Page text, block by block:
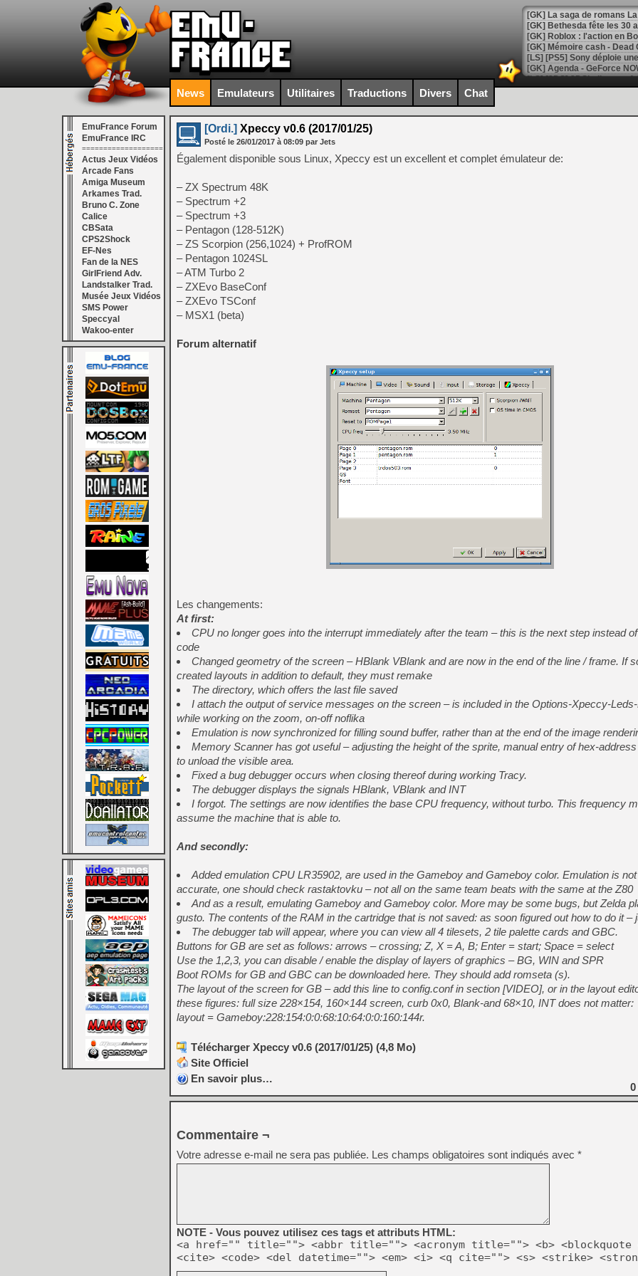
[GK] Bethesda fête les 30
[GK] Roblox : l'action en
[GK] Agenda - GeForce
[GK] Devolver Digital en a
[LS] [PS5] ps5-y2jb-
[GK] Pourquoi Marvel
[GK] Test : Restory : Chill
[GK] GTA 6 : Rockstar
[GK] Hot Wheels Infinite
[GK] Mémoire cash -
[GK] Résultats Nintendo :
[GK] Déjà des
[GK] Minecraft et ses «
[GK] Beast of
[GK] Ubisoft : fin de partie
[GK] Mémoire cash -
[GK] Dan Houser (GTA)
[GK] Comment EA Sports
[GK] Crimson Moon : un
[GK] Isle of Reveries : le
[GK] Moonlighter 2 : The
[GK] Capcom relance
[GK] Le beat'em up The
[GK] Endless Legend 2 :
[LS] [PS5] Le WebKit
[GK] Oubliez Crazy Taxi,
[LS] [Switch] NSZ 5.0.0
News Emulateurs Utilitaires Traductions Divers Chat
EmuFrance Forum
EmuFrance IRC
===================
Actus Jeux Vidéos
Arcade Fans
Amiga Museum
Arkames Trad.
Bruno C. Zone
Calice
CBSata
CPS2Shock
EF-Nes
Fan de la NES
GirlFriend Adv.
Landstalker Trad.
Musée Jeux Vidéos
SMS Power
Speccyal
Wakoo-enter
[Ordi.] Xpeccy v0.6 (2017/01/25)
Posté le 26/01/2017 à 08:09 par Jets
Également disponible sous Linux, Xpeccy est un excellent et complet émulateur de:
– ZX Spectrum 48K
– Spectrum +2
– Spectrum +3
– Pentagon (128-512K)
– ZS Scorpion (256,1024) + ProfROM
– Pentagon 1024SL
– ATM Turbo 2
– ZXEvo BaseConf
– ZXEvo TSConf
– MSX1 (beta)
Forum alternatif
Les changements:
At first:
CPU no longer goes into the interrupt immediately after the team – this is the next step instead
code
Changed geometry of the screen – HBlank VBlank and are now in the end of the line / frame. If
created layouts in addition to default, they must remake
The directory, which offers the last file saved
I attach the output of service messages on the screen – is included in the Options-Xpeccy-
while working on the zoom, on-off noflika
Emulation is now synchronized for filling sound buffer, rather than at the end of the image
Memory Scanner has got useful – adjusting the height of the sprite, manual entry of hex-
to unload the visible area.
Fixed a bug debugger occurs when closing thereof during working Tracy.
The debugger displays the signals HBlank, VBlank and INT
I forgot. The settings are now identifies the base CPU frequency, without turbo. This frequency
assume the machine that is able to.
And secondly:
Added emulation CPU LR35902, are used in the Gameboy and Gameboy color. Emulation is
accurate, one should check rastaktovku – not all on the same team beats with the same at the Z80
And as a result, emulating Gameboy and Gameboy color. More may be some bugs, but Zelda
gusto. The contents of the RAM in the cartridge that is not saved: as soon figured out how to do it –
The debugger tab will appear, where you can view all 4 tilesets, 2 tile palette cards and GBC.
Buttons for GB are set as follows: arrows – crossing; Z, X = A, B; Enter = start; Space = select
Use the 1,2,3, you can disable / enable the display of layers of graphics – BG, WIN and SPR
Boot ROMs for GB and GBC can be downloaded here. They should add romseta (s).
The layout of the screen for GB – add this line to config.conf in section [VIDEO], or in the layout
these figures: full size 228×154, 160×144 screen, curb 0x0, Blank-and 68×10, INT does not matter:
layout = Gameboy:228:154:0:0:68:10:64:0:0:160:144r.
Télécharger Xpeccy v0.6 (2017/01/25) (4,8 Mo)
Site Officiel
En savoir plus…
0
Commentaire ¬
Votre adresse e-mail ne sera pas publiée. Les champs obligatoires sont indiqués avec *
NOTE - Vous pouvez utilisez ces tags et attributs HTML:
<a href="" title=""> <abbr title=""> <acronym title=""> <b> <blockquote
<cite> <code> <del datetime=""> <em> <i> <q cite=""> <s> <strike>